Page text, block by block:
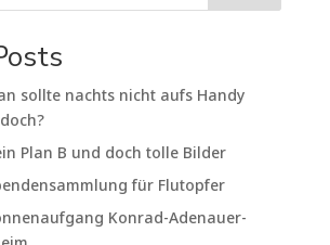
sollte nachts nicht aufs Handy
Plan B und doch tolle Bilder
für Flutopfer
Konrad-Adenauer-